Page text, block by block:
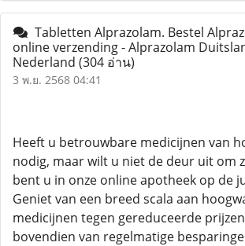
Tabletten Alprazolam. Bestel
online verzending - Alprazolam
Nederland (304 อ่าน)
3 พ.ย. 2568 04:41
Heeft u betrouwbare medicijnen van
nodig, maar wilt u niet de deur uit om
bent u in onze online apotheek op de
Geniet van een breed scala aan
medicijnen tegen gereduceerde
bovendien van regelmatige